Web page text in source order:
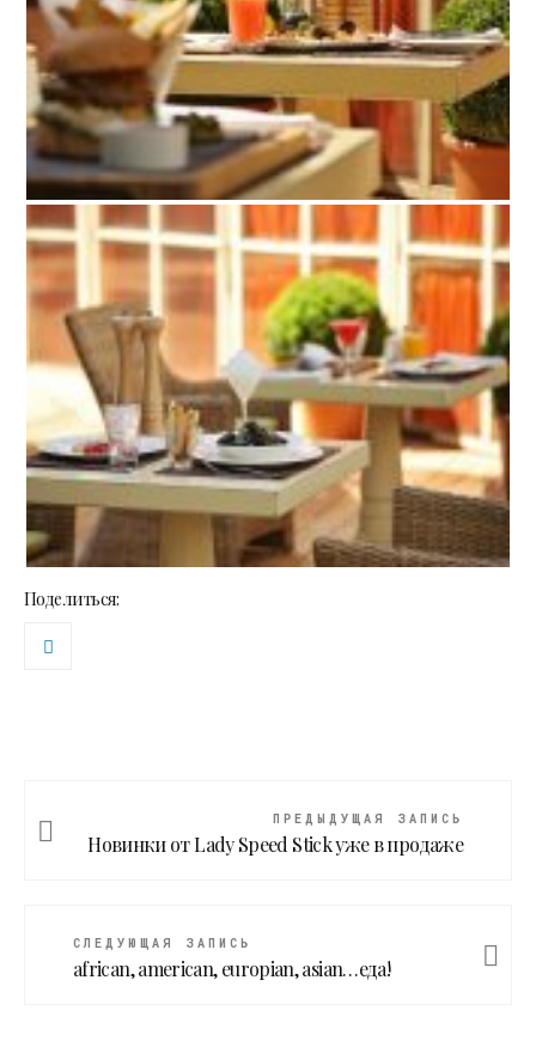
Поделиться:
ПРЕДЫДУЩАЯ ЗАПИСЬ
Новинки от Lady Speed Stick уже в продаже
СЛЕДУЮЩАЯ ЗАПИСЬ
african, american, europian, asian…еда!